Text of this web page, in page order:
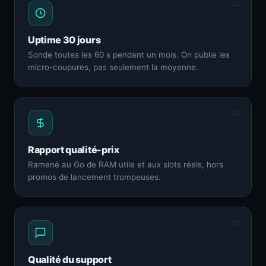
02
Uptime 30 jours
Sonde toutes les 60 s pendant un mois. On publie les
micro-coupures, pas seulement la moyenne.
03
Rapport qualité-prix
Ramené au Go de RAM utile et aux slots réels, hors
promos de lancement trompeuses.
04
Qualité du support